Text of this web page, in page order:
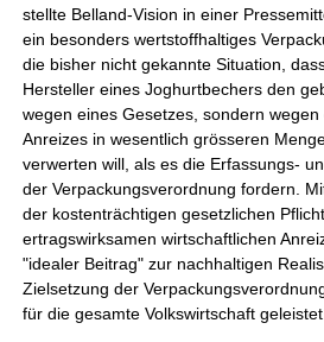
stellte Belland-Vision in einer
ein besonders wertstoffhaltiges
die bisher nicht gekannte Situation,
Hersteller eines Joghurtbechers den
wegen eines Gesetzes, sondern
Anreizes in wesentlich grösseren
verwerten will, als es die Erfassungs-
der Verpackungsverordnung fordern.
der kostenträchtigen gesetzlichen
ertragswirksamen wirtschaftlichen
"idealer Beitrag" zur nachhaltigen
Zielsetzung der
für die gesamte Volkswirtschaft geleistet.